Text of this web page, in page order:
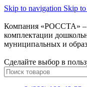
Skip to navigation Skip
Компания «РОССТА» –
комплектации
муниципальных и
Сделайте выбор в